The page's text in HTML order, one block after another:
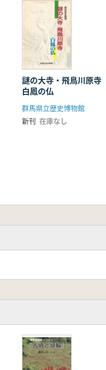
謎の大寺・飛鳥川原寺
白鳳の仏
群馬県立歴史博物館
新刊 在庫なし